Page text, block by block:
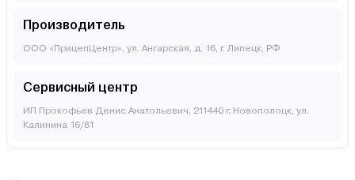
Производитель
ООО «ПрицепЦентр», ул. Ангарская, д. 16, г. Липецк, РФ
Сервисный центр
ИП Прокофьев Денис Анатольевич, 211440 г. Новополоцк, ул.
Калинина 16/81